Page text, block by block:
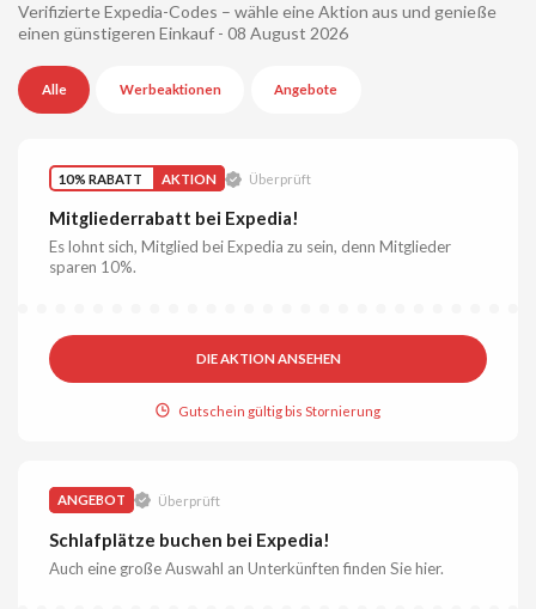
Verifizierte Expedia-Codes – wähle eine Aktion aus und genieße
einen günstigeren Einkauf - 08 August 2026
Alle Werbeaktionen Angebote
10% RABATT AKTION Überprüft
Mitgliederrabatt bei Expedia!
Es lohnt sich, Mitglied bei Expedia zu sein, denn Mitglieder
sparen 10%.
DIE AKTION ANSEHEN
Gutschein gültig bis Stornierung
ANGEBOT Überprüft
Schlafplätze buchen bei Expedia!
Auch eine große Auswahl an Unterkünften finden Sie hier.